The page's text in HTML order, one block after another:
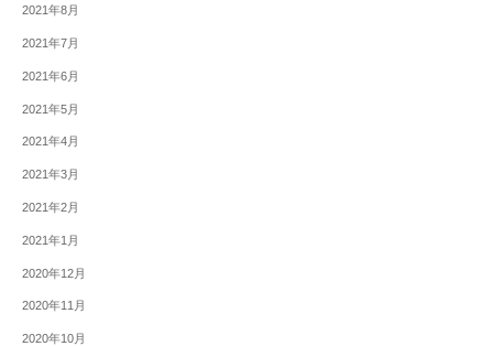
2021年8月
2021年7月
2021年6月
2021年5月
2021年4月
2021年3月
2021年2月
2021年1月
2020年12月
2020年11月
2020年10月